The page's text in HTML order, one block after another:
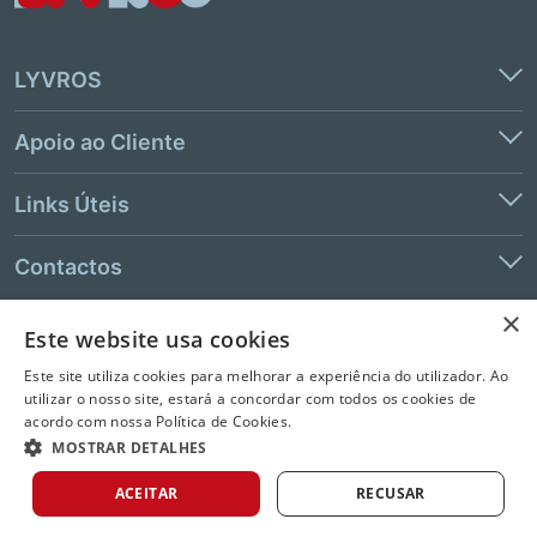
LYVROS
Apoio ao Cliente
Links Úteis
Contactos
© 2026 LeYa, S.A. Todos os direitos reservados. Não é permitida a
extração de texto e de dados.
×
Este website usa cookies
Este site utiliza cookies para melhorar a experiência do utilizador. Ao
utilizar o nosso site, estará a concordar com todos os cookies de
acordo com nossa Política de Cookies.
MOSTRAR DETALHES
ACEITAR RECUSAR